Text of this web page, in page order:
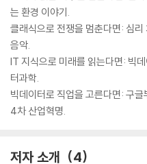
는 환경 이야기.
클래식으로 전쟁을 멈춘다면: 심
음악.
IT 지식으로 미래를 읽는다면: 빅
터과학.
빅데이터로 직업을 고른다면: 구
4차 산업혁명.
저자 소개 4